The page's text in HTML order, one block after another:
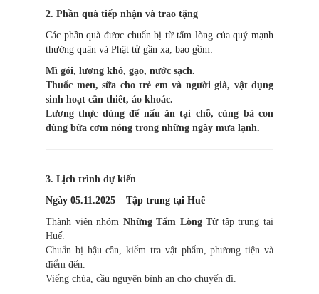
2. Phần quà tiếp nhận và trao tặng
Các phần quà được chuẩn bị từ tấm lòng của quý mạnh
thường quân và Phật tử gần xa, bao gồm:
Mì gói, lương khô, gạo, nước sạch.
Thuốc men, sữa cho trẻ em và người già, vật dụng
sinh hoạt cần thiết, áo khoác.
Lương thực dùng để nấu ăn tại chỗ, cùng bà con
dùng bữa cơm nóng trong những ngày mưa lạnh.
3. Lịch trình dự kiến
Ngày 05.11.2025 – Tập trung tại Huế
Thành viên nhóm Những Tấm Lòng Từtập trung tại
Huế.
Chuẩn bị hậu cần, kiểm tra vật phẩm, phương tiện và
điểm đến.
Viếng chùa, cầu nguyện bình an cho chuyến đi.